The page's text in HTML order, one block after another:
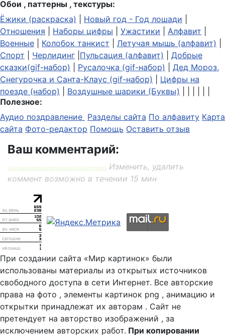
Обои , паттерны , текстуры:
Ёжики (раскраска)
Новый год - Год лошади
Отношения
Наборы цифры Ужастики Алфавит
Военные
Колобок танкист Летучая мышь (алфавит)
Спорт
Черлидинг Пульсация (алфавит)
Добрые
сказки(gif-набор)
Русалочка (gif-набор)
Дед Мороз,
Снегурочка и Санта-Клаус (gif-набор)
Цифры на
поезде (набор)
Воздушные шарики (Буквы)
Полезное:
Аудио поздравление Разделы сайта По алфавиту Карта
сайта Фото-редактор Помощь Оставить отзыв
Ваш комментарий:
Система комментирования SigComments
Изменить, удалить
коммент возможно в течении 15 мин
При создании сайта «Мир картинок» были
использованы материалы из открытых источников
свободного доступа в сети Интернет. Все авторские
права на фото , элементы картинок png , анимацию и
открытки принадлежат их авторам . Сайт не
претендует на авторство изображений , за
исключением авторских работ. При копировании